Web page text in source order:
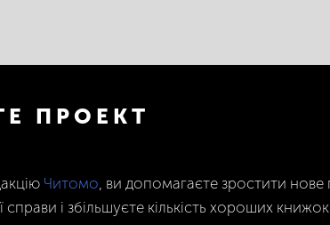
ПРОЕКТ
Читомо, ви допомагаєте зростити нове
і збільшуєте кількість хороших книжок